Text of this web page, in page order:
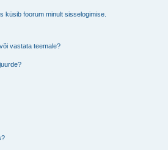
küsib foorum minult sisselogimise.
vastata teemale?